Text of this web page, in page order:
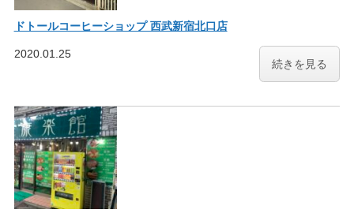
ドトールコーヒーショップ 西武新宿北口店
続きを見る
2020.01.25